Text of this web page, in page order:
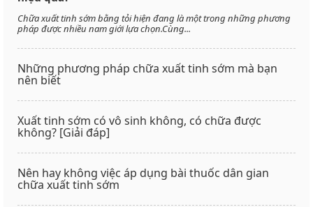
Chữa xuất tinh sớm bằng tỏi hiện đang là một trong những phương
pháp được nhiều nam giới lựa chọn.Cùng...
Những phương pháp chữa xuất tinh sớm mà bạn
nên biết
Xuất tinh sớm có vô sinh không, có chữa được
không? [Giải đáp]
Nên hay không việc áp dụng bài thuốc dân gian
chữa xuất tinh sớm